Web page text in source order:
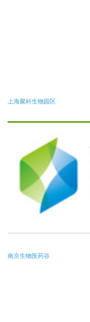
上海聚科生物园区
南京生物医药谷